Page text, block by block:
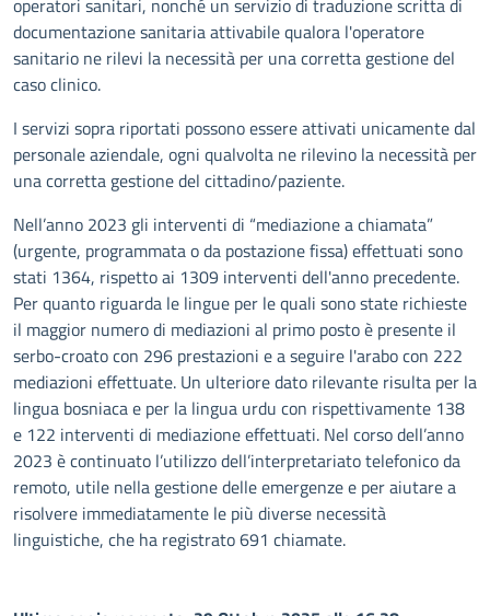
operatori sanitari, nonché un servizio di traduzione scritta di
documentazione sanitaria attivabile qualora l'operatore
sanitario ne rilevi la necessità per una corretta gestione del
caso clinico.
I servizi sopra riportati possono essere attivati unicamente dal
personale aziendale, ogni qualvolta ne rilevino la necessità per
una corretta gestione del cittadino/paziente.
Nell’anno 2023 gli interventi di “mediazione a chiamata”
(urgente, programmata o da postazione fissa) effettuati sono
stati 1364, rispetto ai 1309 interventi dell'anno precedente.
Per quanto riguarda le lingue per le quali sono state richieste
il maggior numero di mediazioni al primo posto è presente il
serbo-croato con 296 prestazioni e a seguire l'arabo con 222
mediazioni effettuate. Un ulteriore dato rilevante risulta per la
lingua bosniaca e per la lingua urdu con rispettivamente 138
e 122 interventi di mediazione effettuati. Nel corso dell’anno
2023 è continuato l’utilizzo dell’interpretariato telefonico da
remoto, utile nella gestione delle emergenze e per aiutare a
risolvere immediatamente le più diverse necessità
linguistiche, che ha registrato 691 chiamate.